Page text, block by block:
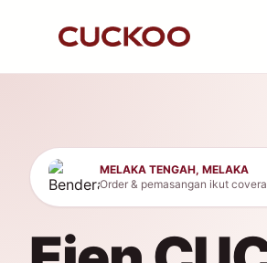
MELAKA TENGAH, MELAKA
Order & pemasangan ikut